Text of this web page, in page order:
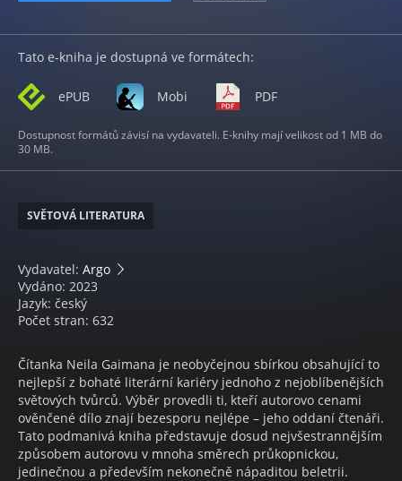
Tato e-kniha je dostupná ve formátech:
ePUB Mobi PDF
Dostupnost formátů závisí na vydavateli. E-knihy mají velikost od 1 MB do
30 MB.
SVĚTOVÁ LITERATURA
Vydavatel: Argo
Vydáno: 2023
Jazyk: český
Počet stran: 632
Čítanka Neila Gaimana je neobyčejnou sbírkou obsahující to
nejlepší z bohaté literární kariéry jednoho z nejoblíbenějších
světových tvůrců. Výběr provedli ti, kteří autorovo cenami
ověnčené dílo znají bezesporu nejlépe – jeho oddaní čtenáři.
Tato podmanivá kniha představuje dosud nejvšestrannějším
způsobem autorovu v mnoha směrech průkopnickou,
jedinečnou a především nekonečně nápaditou beletrii.